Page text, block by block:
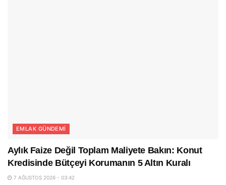
EMLAK GÜNDEMI
Aylık Faize Değil Toplam Maliyete Bakın: Konut
Kredisinde Bütçeyi Korumanın 5 Altın Kuralı
7 AĞUSTOS 2026 - 03:42